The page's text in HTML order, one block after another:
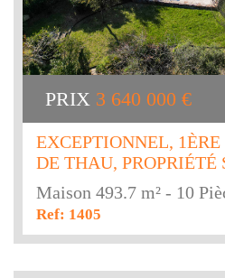
PRIX 3 640 000 €
EXCEPTIONNEL,
DE THAU, PROPRIÉTÉ
Maison 493.7 m² - 10
Ref: 1405